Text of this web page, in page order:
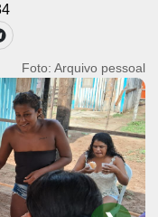
Foto: Arquivo pessoal